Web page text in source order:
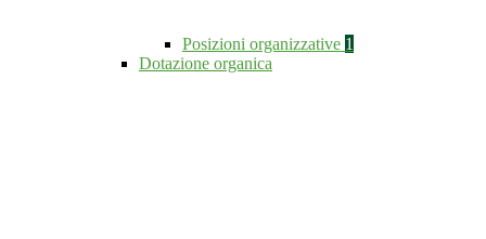
Posizioni organizzative 1
Dotazione organica